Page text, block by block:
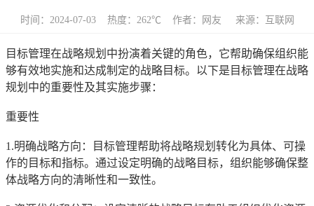
时间：2024-07-03 热度： 262℃ 作者：网友 来源：互联网
目标管理在战略规划中扮演着关键的角色，它帮助确保组织能
够有效地实施和达成制定的战略目标。以下是目标管理在战略
规划中的重要性及其实施步骤：
重要性
1.明确战略方向：目标管理帮助将战略规划转化为具体、可操
作的目标和指标。通过设定明确的战略目标，组织能够确保整
体战略方向的清晰性和一致性。